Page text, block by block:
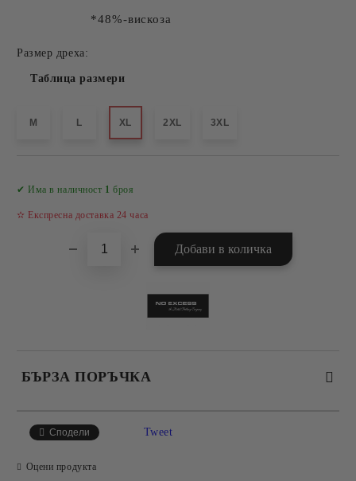
*48%-вискоза
Размер дреха:
Таблица размери
M L XL 2XL 3XL
✔ Има в наличност 1 броя
✫ Експресна доставка 24 часа
БЪРЗА ПОРЪЧКА
Сподели Tweet
Оцени продукта